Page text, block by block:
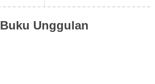
Buku Unggulan